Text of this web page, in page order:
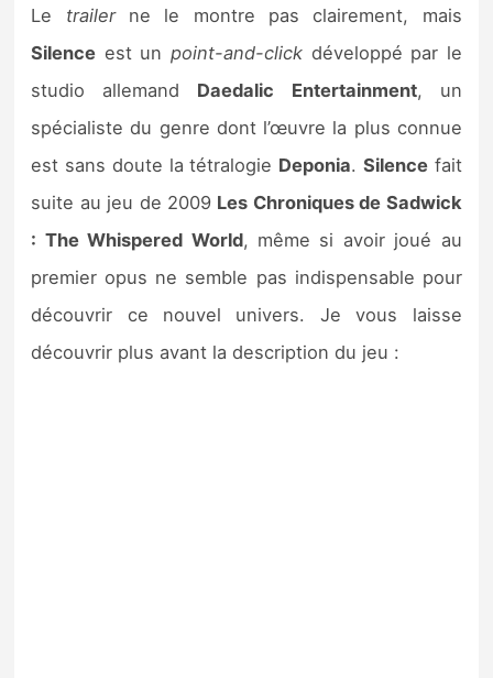
Précommandes jeux Switch 2
Sorties de jeux
Bons plans
Le trailerne le montre pas clairement, mais
Silence est un point-and-clickdéveloppé par le
studio allemand Daedalic Entertainment, un
spécialiste du genre dont l’œuvre la plus connue
est sans doute la tétralogie Deponia. Silencefait
suite au jeu de 2009 Les Chroniques de Sadwick
: The Whispered World, même si avoir joué au
premier opus ne semble pas indispensable pour
découvrir ce nouvel univers. Je vous laisse
découvrir plus avant la description du jeu :